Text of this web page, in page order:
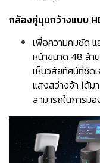
กล้องคู่มุมกว้างแบบ
เพื่อความคมชัด แ
หน้าขนาด 48 ล้า
เห็นวิสัยทัศน์ที่ชัด
แสงสว่างจ้า ได้ม
สามารถในการม